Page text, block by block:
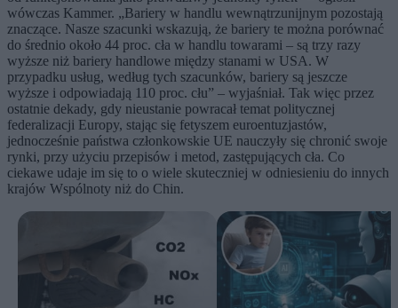
wówczas Kammer. „Bariery w handlu wewnątrzunijnym pozostają
znaczące. Nasze szacunki wskazują, że bariery te można porównać
do średnio około 44 proc. cła w handlu towarami – są trzy razy
wyższe niż bariery handlowe między stanami w USA. W
przypadku usług, według tych szacunków, bariery są jeszcze
wyższe i odpowiadają 110 proc. cłu” – wyjaśniał. Tak więc przez
ostatnie dekady, gdy nieustanie powracał temat politycznej
federalizacji Europy, stając się fetyszem euroentuzjastów,
jednocześnie państwa członkowskie UE nauczyły się chronić swoje
rynki, przy użyciu przepisów i metod, zastępujących cła. Co
ciekawe udaje im się to o wiele skuteczniej w odniesieniu do innych
krajów Wspólnoty niż do Chin.